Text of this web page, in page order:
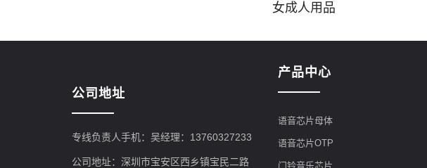
女成人用品
公司地址
专线负责人手机：吴经理：13760327233
公司地址：深圳市宝安区西乡镇宝民二路
产品中心
语音芯片母体
语音芯片OTP
门铃音乐芯片